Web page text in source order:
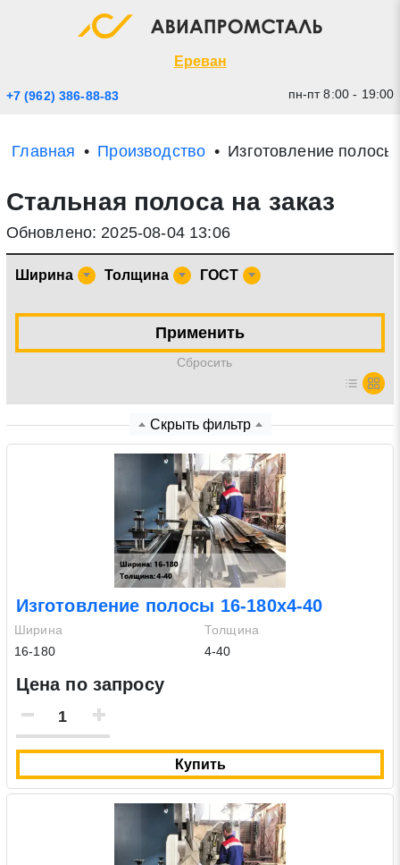
Ереван
+7 (962) 386-88-83 пн-пт 8:00 - 19:00
Главная Производство Изготовление полосы
Стальная полоса на заказ
Обновлено: 2025-08-04 13:06
Ширина Толщина ГОСТ
Применить
Cбросить
Скрыть фильтр
Изготовление полосы 16-180х4-40
Ширина
16-180
Толщина
4-40
Цена по запросу
Купить
Экспресс заявка
Прикрепить файл (до 20 mb)
согласие на обработку своих персональных данных в
соответствии со статьей 9 Федерального закона от 27
июля 2006 г. N 152-ФЗ «О персональных данных», а
также соглашаетесь на информационную рассылку по
средством e-mail или СМС